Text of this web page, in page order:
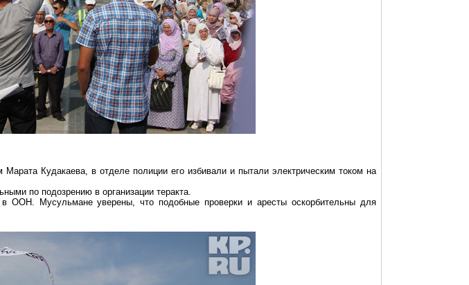
Марата Кудакаева, в отделе полиции его избивали и пытали электрическим током на
по подозрению в организации теракта.
ООН. Мусульмане уверены, что подобные проверки и аресты оскорбительны для